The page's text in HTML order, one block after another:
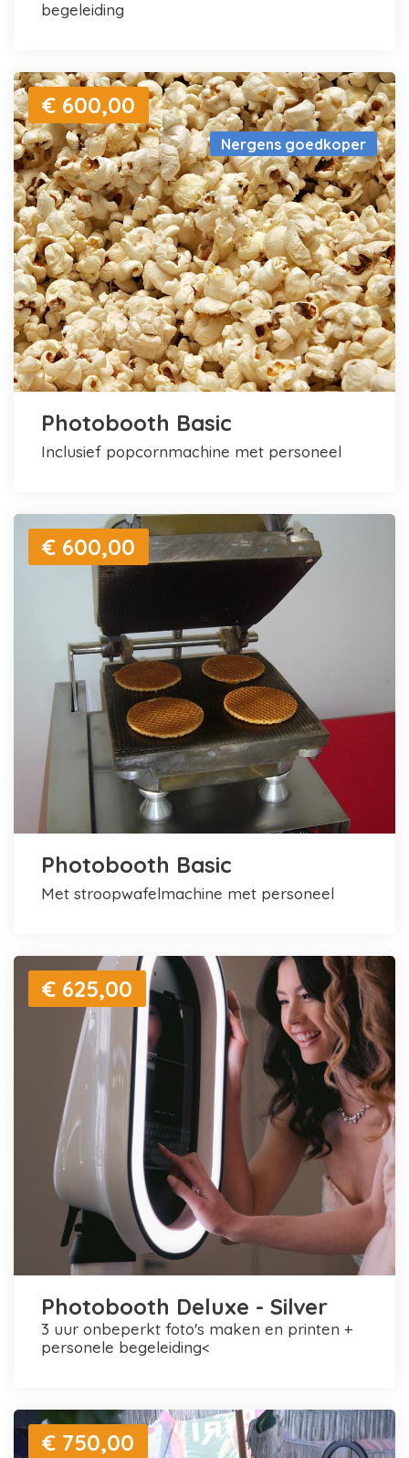
begeleiding
Nergens goedkoper
€ 600,00
Photobooth Basic
inclusief popcornmachine met personeel
€ 600,00
Photobooth Basic
met stroopwafelmachine met personeel
€ 625,00
Photobooth Deluxe - Silver
3 uur onbeperkt foto's maken en printen +
personele begeleiding<
€ 750,00